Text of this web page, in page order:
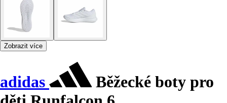
Zobrazit více
adidas
Běžecké boty pro